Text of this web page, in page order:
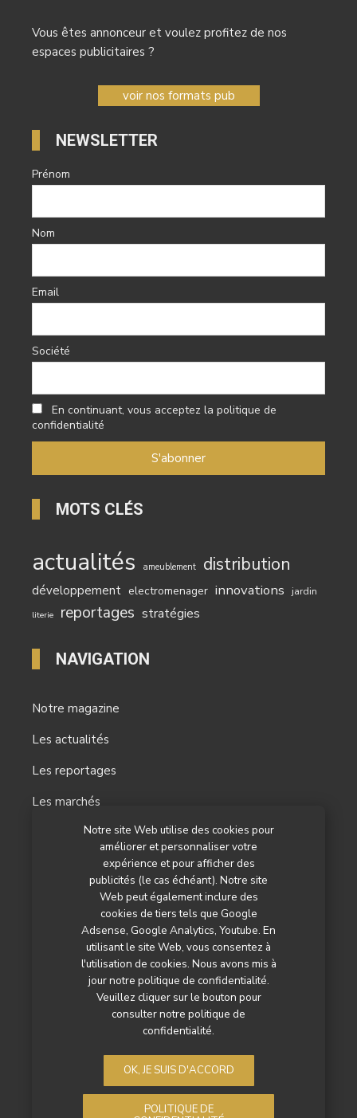
Notre site Web utilise des cookies pour
améliorer et personnaliser votre
expérience et pour afficher des
publicités (le cas échéant). Notre site
Web peut également inclure des
cookies de tiers tels que Google
Adsense, Google Analytics, Youtube. En
utilisant le site Web, vous consentez à
l'utilisation de cookies. Nous avons mis à
jour notre politique de confidentialité.
Veuillez cliquer sur le bouton pour
consulter notre politique de
confidentialité.
OK, JE SUIS D'ACCORD
POLITIQUE DE
Vous êtes annonceur et voulez profitez de nos
espaces publicitaires ?
voir nos formats pub
NEWSLETTER
Prénom
Nom
Email
Société
En continuant, vous acceptez la politique de
confidentialité
MOTS CLÉS
actualités ameublement distribution
développement electromenager innovations jardin
literie reportages stratégies
NAVIGATION
Notre magazine
Les actualités
Les reportages
Les marchés
Nos autres titres
Qui sommes-nous ?
Contactez-nous
Mentions légales
Politique de confidentialité